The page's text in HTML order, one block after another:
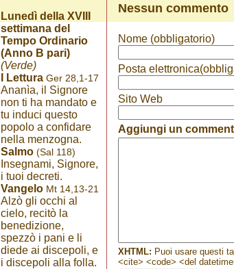
Nessun commento
Nome (obbligatorio)
Posta
Sito Web
Aggiungi un
XHTML: Puoi usare questi
<cite> <code> <del
Lunedì della XVIII
settimana del
Tempo Ordinario
(Anno B pari)
(Verde)
I Lettura Ger 28,1-17
Ananìa, il Signore
non ti ha mandato e
tu induci questo
popolo a confidare
nella menzogna.
Salmo (Sal 118)
Insegnami, Signore,
i tuoi decreti.
Vangelo Mt 14,13-21
Alzò gli occhi al
cielo, recitò la
benedizione,
spezzò i pani e li
diede ai discepoli, e
i discepoli alla folla.